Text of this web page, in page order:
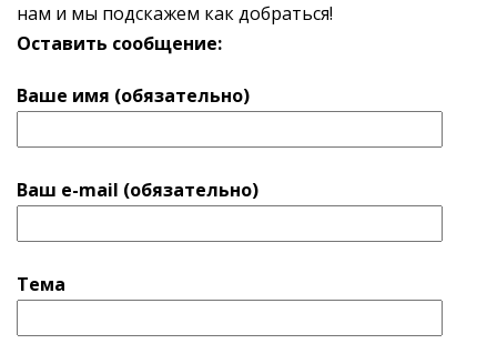
нам и мы подскажем как добраться!
Оставить сообщение:
Ваше имя (обязательно)
Ваш e-mail (обязательно)
Тема